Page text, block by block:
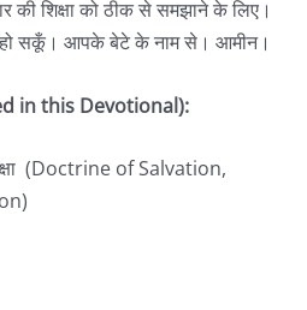
की शिक्षा को ठीक से समझाने के लिए।
हो सकूँ। आपके बेटे के नाम से। आमीन।
in this Devotional):
(Doctrine of Salvation,